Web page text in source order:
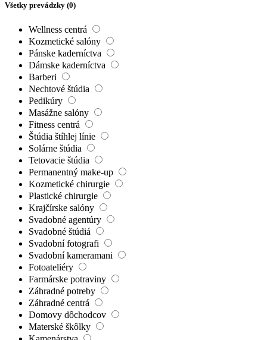
Všetky prevádzky (0)
Wellness centrá
Kozmetické salóny
Pánske kaderníctva
Dámske kaderníctva
Barberi
Nechtové štúdia
Pedikúry
Masážne salóny
Fitness centrá
Štúdia štíhlej línie
Solárne štúdia
Tetovacie štúdia
Permanentný make-up
Kozmetické chirurgie
Plastické chirurgie
Krajčírske salóny
Svadobné agentúry
Svadobné štúdiá
Svadobní fotografi
Svadobní kameramani
Fotoateliéry
Farmárske potraviny
Záhradné potreby
Záhradné centrá
Domovy dôchodcov
Materské škôlky